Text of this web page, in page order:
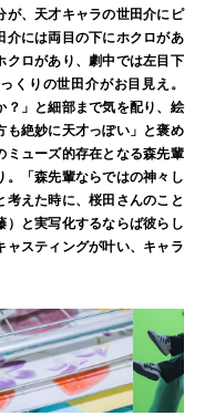
が、天才キャラの世田介にピ
介には両目の下にホクロがあ
クロがあり、劇中では左目下
くりの世田介がお目見え。
？」と細部まで気を配り、絵
も絶妙に天才っぽい」と褒め
ミューズ的存在となる森先輩
。「森先輩ならではの神々し
考えた時に、桜田さんのこと
）と実写化するならば彼らし
ャスティングが叶い、キャラ